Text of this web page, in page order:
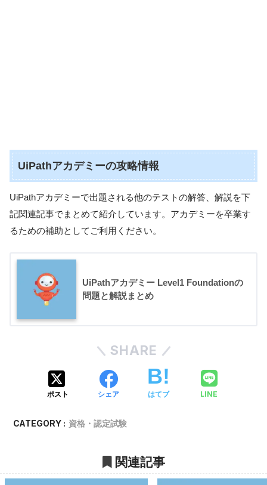
UiPathアカデミーの攻略情報
UiPathアカデミーで出題される他のテストの解答、解説を下
記関連記事でまとめて紹介しています。アカデミーを卒業す
るための補助としてご利用ください。
UiPathアカデミー Level1 Foundationの
問題と解説まとめ
SHARE
ポスト シェア はてブ LINE
CATEGORY : 資格・認定試験
関連記事